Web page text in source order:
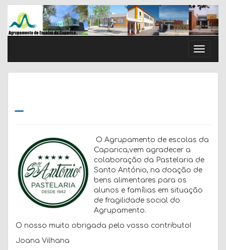
Skip
content
Toggle
–
O Agrupamento de escolas da
Caparica,vem agradecer a
colaboração da Pastelaria de
Santo António, na doação de
bens alimentares para os
alunos e famílias em situação
de fragilidade social do
Agrupamento.
O nosso muito obrigada pelo vosso contributo!
Joana Vilhana